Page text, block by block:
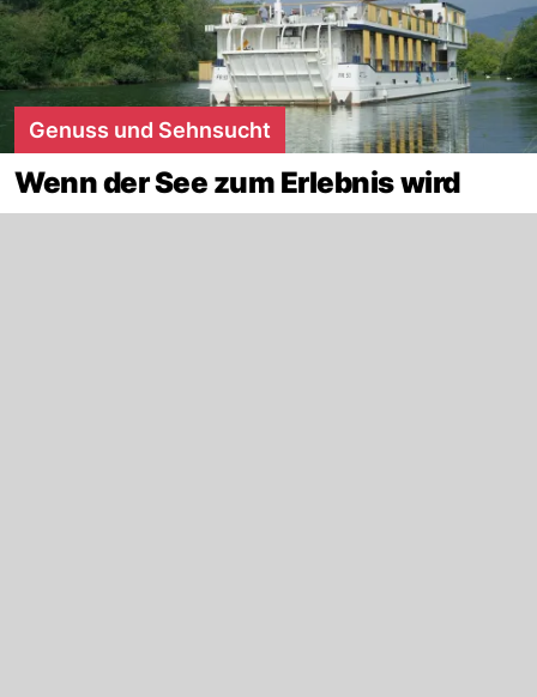
Genuss und Sehnsucht
Wenn der See zum Erlebnis wird